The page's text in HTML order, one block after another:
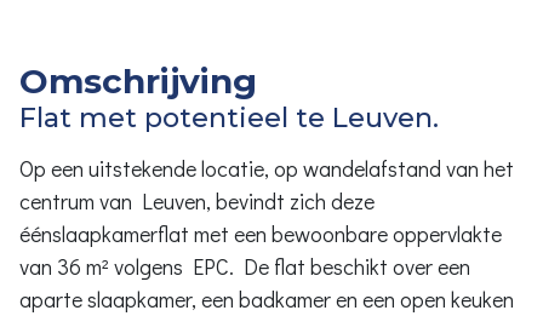
Omschrijving
Flat met potentieel te Leuven.
Op een uitstekende locatie, op wandelafstand van het
centrum van Leuven, bevindt zich deze
éénslaapkamerflat met een bewoonbare oppervlakte
van 36 m² volgens EPC. De flat beschikt over een
aparte slaapkamer, een badkamer en een open keuken